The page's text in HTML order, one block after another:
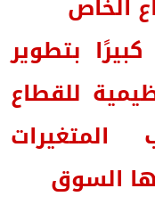
بتطوير
للقطاع
المتغيرات
السوق